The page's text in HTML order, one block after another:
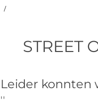
/
STREET
Leider konnten
''